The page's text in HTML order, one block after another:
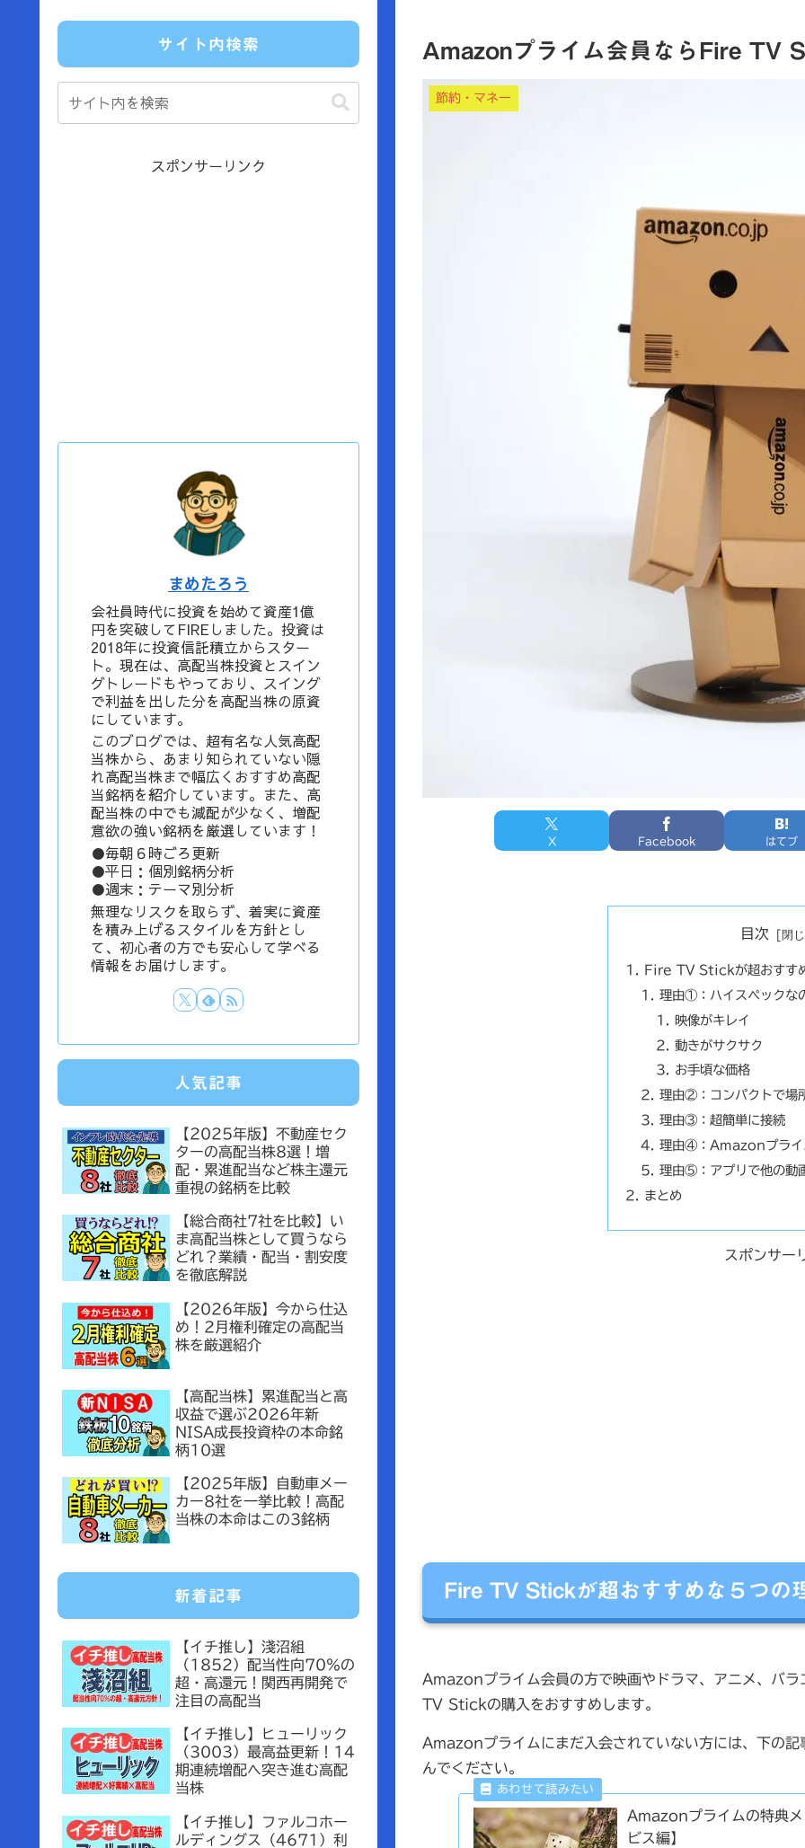
Amazonプライム会員ならFire TV
節約・マネー
X Facebook はてブ
目次
Fire TV Stickが超おすす
理由①：ハイスペックな
映像がキレイ
動きがサクサク
お手頃な価格
理由②：コンパクトで場
理由③：超簡単に接続
理由④：Amazonプライ
理由⑤：アプリで他の動
まとめ
スポンサー
Fire TV Stickが超おすすめな５つの
Amazonプライム会員の方で映画やドラマ、アニメ、バ
TV Stickの購入をおすすめします。
Amazonプライムにまだ入会されていない方には、下の
んでください。
Amazonプライムの特典メ
ビス編】
サイト内検索
スポンサーリンク
まめたろう
会社員時代に投資を始めて資産1億
円を突破してFIREしました。投資は
2018年に投資信託積立からスター
ト。現在は、高配当株投資とスイン
グトレードもやっており、スイング
で利益を出した分を高配当株の原資
にしています。
このブログでは、超有名な人気高配
当株から、あまり知られていない隠
れ高配当株まで幅広くおすすめ高配
当銘柄を紹介しています。また、高
配当株の中でも減配が少なく、増配
意欲の強い銘柄を厳選しています！
●毎朝６時ごろ更新
●平日：個別銘柄分析
●週末：テーマ別分析
無理なリスクを取らず、着実に資産
を積み上げるスタイルを方針とし
て、初心者の方でも安心して学べる
情報をお届けします。
人気記事
【2025年版】不動産セク
ターの高配当株8選！増
配・累進配当など株主還元
重視の銘柄を比較
【総合商社7社を比較】い
ま高配当株として買うなら
どれ？業績・配当・割安度
を徹底解説
【2026年版】今から仕込
め！2月権利確定の高配当
株を厳選紹介
【高配当株】累進配当と高
収益で選ぶ2026年新
NISA成長投資枠の本命銘
柄10選
【2025年版】自動車メー
カー8社を一挙比較！高配
当株の本命はこの3銘柄
新着記事
【イチ推し】淺沼組
（1852）配当性向70％の
超・高還元！関西再開発で
注目の高配当
【イチ推し】ヒューリック
（3003）最高益更新！14
期連続増配へ突き進む高配
当株
【イチ推し】ファルコホー
ルディングス（4671）利